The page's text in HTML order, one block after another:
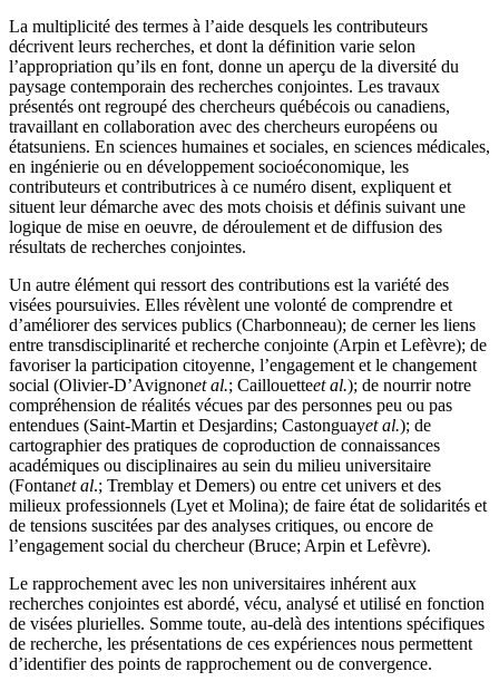
La multiplicité des termes à l’aide desquels les contributeurs
décrivent leurs recherches, et dont la définition varie selon
l’appropriation qu’ils en font, donne un aperçu de la diversité du
paysage contemporain des recherches conjointes. Les travaux
présentés ont regroupé des chercheurs québécois ou canadiens,
travaillant en collaboration avec des chercheurs européens ou
étatsuniens. En sciences humaines et sociales, en sciences médicales,
en ingénierie ou en développement socioéconomique, les
contributeurs et contributrices à ce numéro disent, expliquent et
situent leur démarche avec des mots choisis et définis suivant une
logique de mise en oeuvre, de déroulement et de diffusion des
résultats de recherches conjointes.
Un autre élément qui ressort des contributions est la variété des
visées poursuivies. Elles révèlent une volonté de comprendre et
d’améliorer des services publics (Charbonneau); de cerner les liens
entre transdisciplinarité et recherche conjointe (Arpin et Lefèvre); de
favoriser la participation citoyenne, l’engagement et le changement
social (Olivier-D’Avignonet al.; Caillouetteet al.); de nourrir notre
compréhension de réalités vécues par des personnes peu ou pas
entendues (Saint-Martin et Desjardins; Castonguayet al.); de
cartographier des pratiques de coproduction de connaissances
académiques ou disciplinaires au sein du milieu universitaire
(Fontanet al.; Tremblay et Demers) ou entre cet univers et des
milieux professionnels (Lyet et Molina); de faire état de solidarités et
de tensions suscitées par des analyses critiques, ou encore de
l’engagement social du chercheur (Bruce; Arpin et Lefèvre).
Le rapprochement avec les non universitaires inhérent aux
recherches conjointes est abordé, vécu, analysé et utilisé en fonction
de visées plurielles. Somme toute, au-delà des intentions spécifiques
de recherche, les présentations de ces expériences nous permettent
d’identifier des points de rapprochement ou de convergence.